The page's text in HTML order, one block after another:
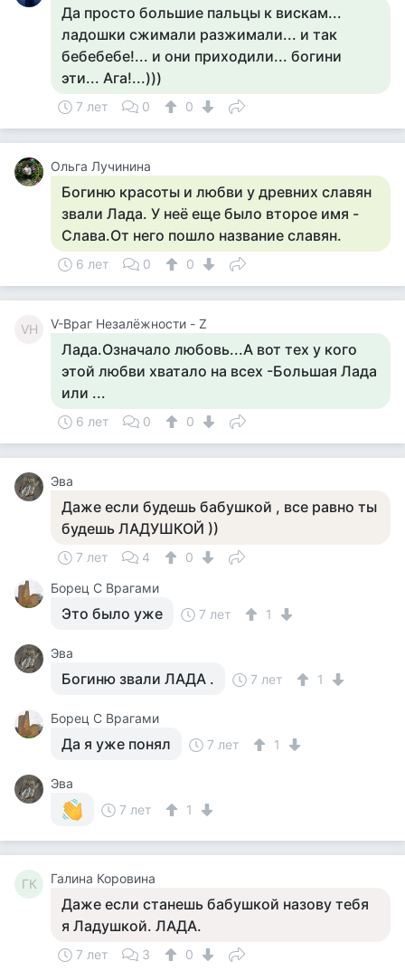
Да просто большие пальцы к вискам...
ладошки сжимали разжимали... и так
бебебебе!... и они приходили... богини
эти... Ага!...)))
7 лет 0 0
Ольга Лучинина
Богиню красоты и любви у древних славян
звали Лада. У неё еще было второе имя -
Слава.От него пошло название славян.
6 лет 0 0
VН V-Враг Незалёжности - Z
Лада.Означало любовь...А вот тех у кого
этой любви хватало на всех -Большая Лада
или ...
6 лет 0 0
Эва
Даже если будешь бабушкой , все равно ты
будешь ЛАДУШКОЙ ))
7 лет 4
0
Борец С Врагами
Это было уже 7 лет 1
Эва
Богиню звали ЛАДА . 7 лет 1
Борец С Врагами
Да я уже понял 7 лет 1
Эва
7 лет
1
ГК Галина Коровина
Даже если станешь бабушкой назову тебя
я Ладушкой. ЛАДА.
7 лет 3
0